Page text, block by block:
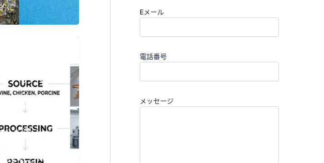
に
コラーゲンペプチド
ープ由来のコ
ゲン Vs コラ
らを選ぶべ
ウォーレン・ワン
Eメール
電話番号
メッセージ